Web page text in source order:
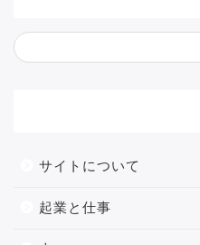
サイトについて
起業と仕事